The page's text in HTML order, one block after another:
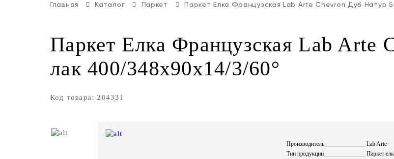
Главная Каталог Паркет Паркет Елка Французская Lab Arte Chevron Дуб Натур
Паркет Елка Французская Lab Arte
лак 400/348х90х14/3/60°
Код товара: 204331
Производитель
Lab Arte
Тип продукции
Паркет